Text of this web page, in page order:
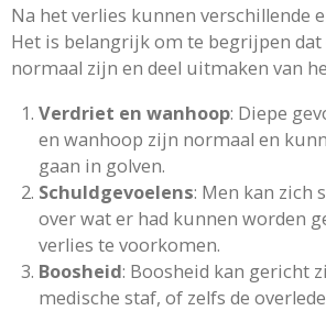
Na het verlies kunnen verschillende
Het is belangrijk om te begrijpen dat
normaal zijn en deel uitmaken van
Verdriet en wanhoop: Diepe
en wanhoop zijn normaal en
gaan in golven.
Schuldgevoelens: Men kan zich
over wat er had kunnen worden
verlies te voorkomen.
Boosheid: Boosheid kan gericht
medische staf, of zelfs de